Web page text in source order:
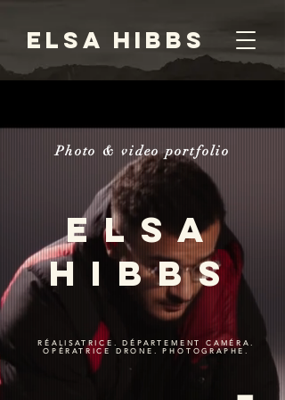
ELSA HIBBS
Photo & video portfolio
ELSA
HIBBS
RÉALISATRICE. DÉPARTEMENT CAMÉRA.
OPÉRATRICE DRONE. PHOTOGRAPHE.